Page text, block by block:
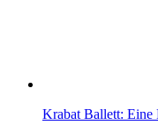
Krabat Ballett: